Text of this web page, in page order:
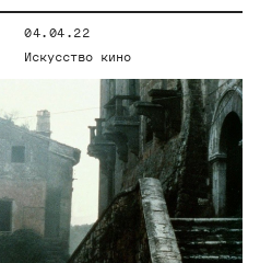
04.04.22
Искусство кино